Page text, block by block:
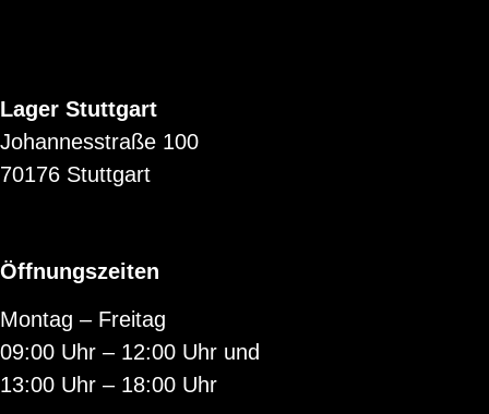
Lager Stuttgart
Johannesstraße 100
70176 Stuttgart
Öffnungszeiten
Montag – Freitag
09:00 Uhr – 12:00 Uhr und
13:00 Uhr – 18:00 Uhr